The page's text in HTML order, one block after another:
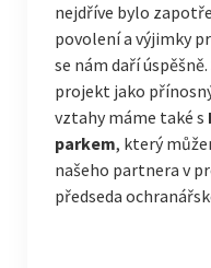
nejdříve bylo
povolení a výjimky
se nám daří
projekt jako
vztahy máme také s
parkem, který
našeho partnera v
předseda